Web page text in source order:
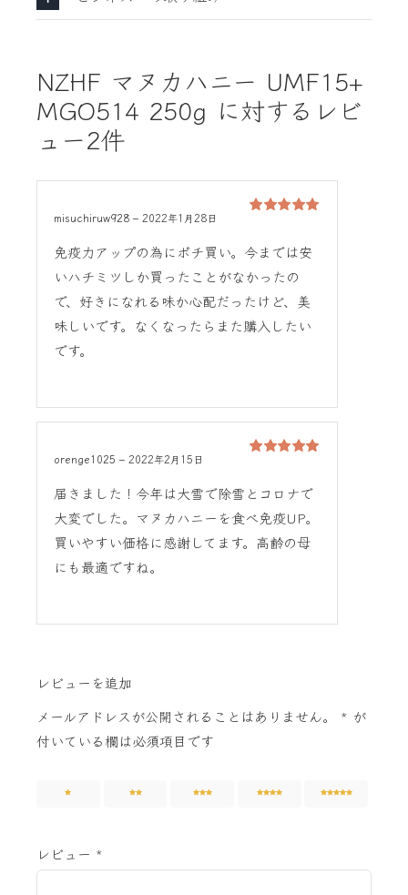
NZHF マヌカハニー UMF15+
MGO514 250g に対するレビ
ュー2件
misuchiruw928– 2022年1月28日
免疫力アップの為にポチ買い。今までは安
いハチミツしか買ったことがなかったの
で、好きになれる味か心配だったけど、美
味しいです。なくなったらまた購入したい
です。
orenge1025– 2022年2月15日
届きました！今年は大雪で除雪とコロナで
大変でした。マヌカハニーを食べ免疫UP。
買いやすい価格に感謝してます。高齢の母
にも最適ですね。
レビューを追加
メールアドレスが公開されることはありません。
* が
付いている欄は必須項目です
レビュー *